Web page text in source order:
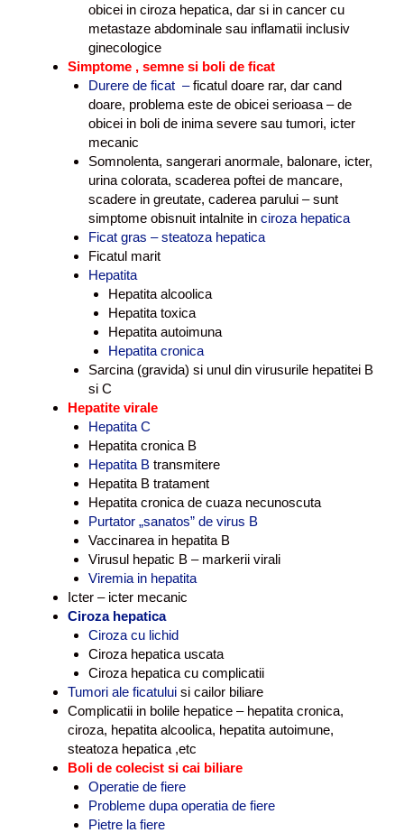
obicei in ciroza hepatica, dar si in cancer cu
metastaze abdominale sau inflamatii inclusiv
ginecologice
Simptome , semne si boli de ficat
Durere de ficat –ficatul doare rar, dar cand
doare, problema este de obicei serioasa – de
obicei in boli de inima severe sau tumori, icter
mecanic
Somnolenta, sangerari anormale, balonare, icter,
urina colorata, scaderea poftei de mancare,
scadere in greutate, caderea parului – sunt
simptome obisnuit intalnite in ciroza hepatica
Ficat gras – steatoza hepatica
Ficatul marit
Hepatita
Hepatita alcoolica
Hepatita toxica
Hepatita autoimuna
Hepatita cronica
Sarcina (gravida) si unul din virusurile hepatitei B
si C
Hepatite virale
Hepatita C
Hepatita cronica B
Hepatita Btransmitere
Hepatita B tratament
Hepatita cronica de cuaza necunoscuta
Purtator „sanatos” de virus B
Vaccinarea in hepatita B
Virusul hepatic B – markerii virali
Viremia in hepatita
Icter – icter mecanic
Ciroza hepatica
Ciroza cu lichid
Ciroza hepatica uscata
Ciroza hepatica cu complicatii
Tumori ale ficatului si cailor biliare
Complicatii in bolile hepatice – hepatita cronica,
ciroza, hepatita alcoolica, hepatita autoimune,
steatoza hepatica ,etc
Boli de colecist si cai biliare
Operatie de fiere
Probleme dupa operatia de fiere
Pietre la fiere